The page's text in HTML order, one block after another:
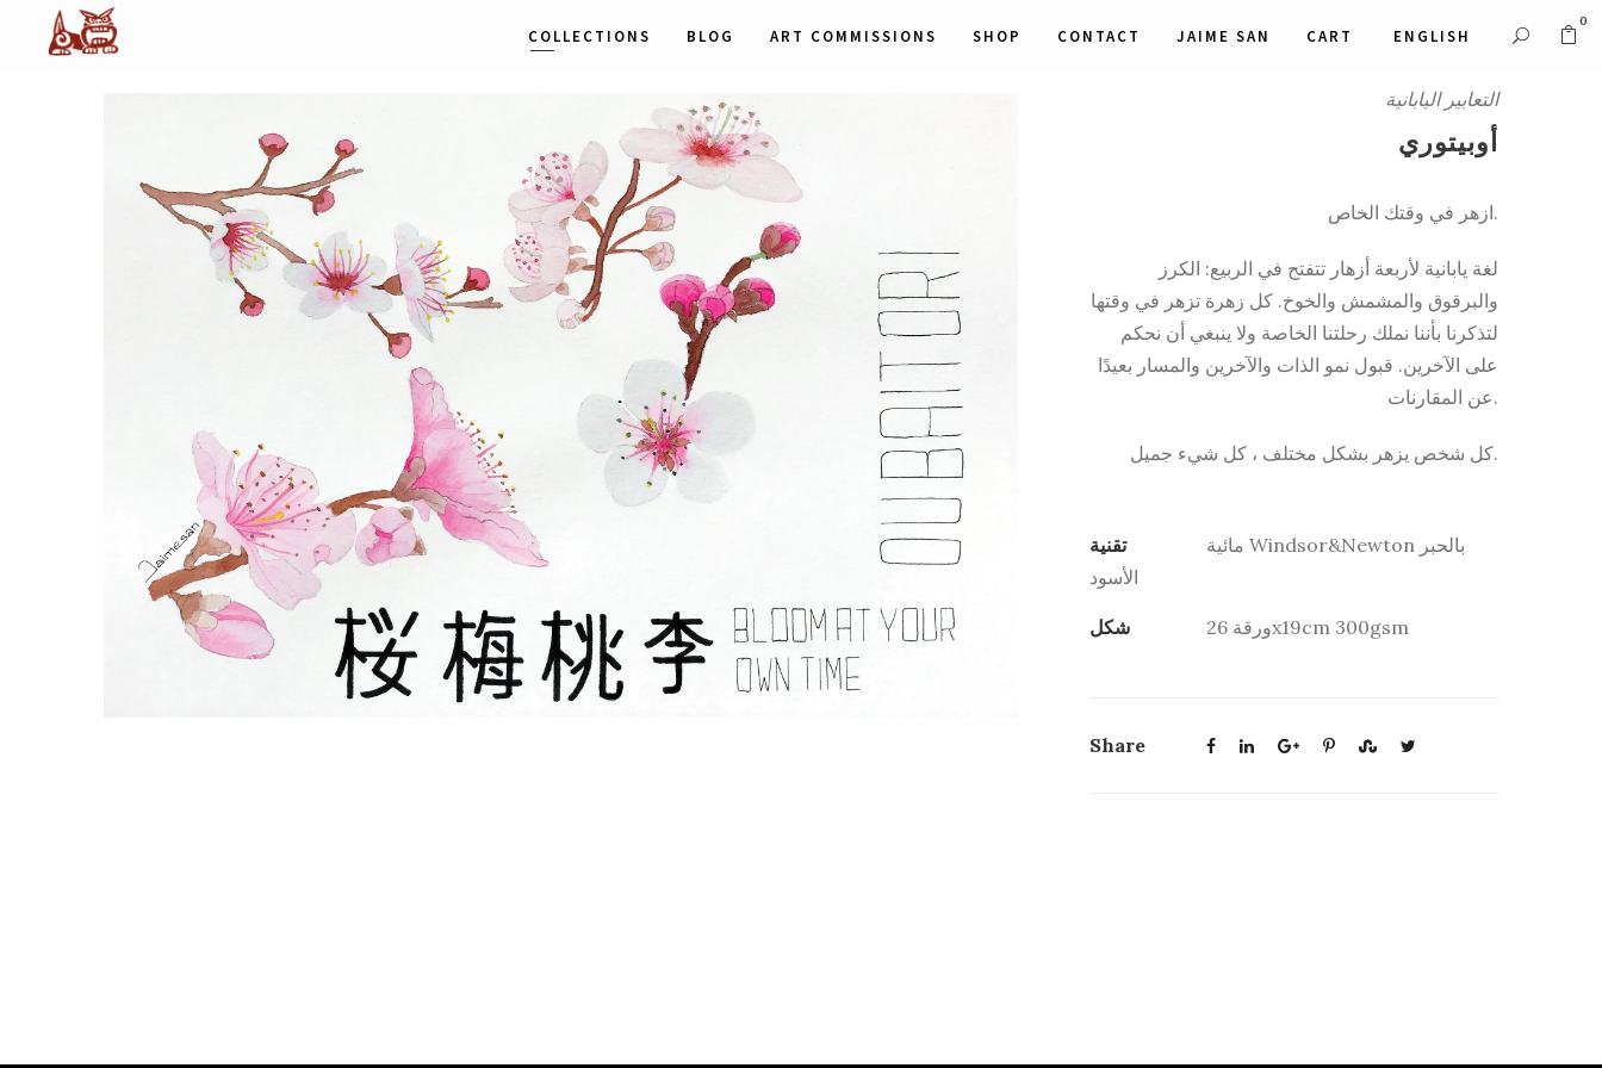
COLLECTIONS BLOG ART COMMISSIONS SHOP CONTACT JAIME SAN CART ENGLISH
0
التعابير اليابانية
أوبيتوري
ازهر في وقتك الخاص.
لغة يابانية لأربعة أزهار تتفتح في الربيع: الكرز
والبرقوق والمشمش والخوخ. كل زهرة تزهر في وقتها
لتذكرنا بأننا نملك رحلتنا الخاصة ولا ينبغي أن نحكم
على الآخرين. قبول نمو الذات والآخرين والمسار بعيدًا
عن المقارنات.
كل شخص يزهر بشكل مختلف ، كل شيء جميل.
تقنية
مائية Windsor&Newton بالحبر
الأسود
شكل ورقة 26x19cm 300gsm
Share